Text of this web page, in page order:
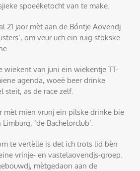
spoeëketocht van te make.
21 jaor mèt aan de Bóntje Aovendj
om veur uch ein ruig stökske
wiekent van juni ein wiekentje TT-
agenda, woeë beer drinke
steit, as de race zelf.
mèt mien vrunj ein pilske drinke bie
‘de Bachelorclub’.
te vertèlle is det ich trots lid bèn
vrinje- en vastelaovendjs-groep.
mètgedaon aan de